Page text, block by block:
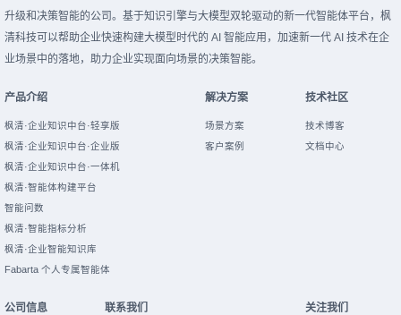
升级和决策智能的公司。基于知识引擎与大模型双轮驱动的新一代智能体平台，枫
清科技可以帮助企业快速构建大模型时代的 AI 智能应用，加速新一代 AI 技术在企
业场景中的落地，助力企业实现面向场景的决策智能。
产品介绍
枫清·企业知识中台·轻享版
枫清·企业知识中台·企业版
枫清·企业知识中台·一体机
枫清·智能体构建平台
智能问数
枫清·智能指标分析
枫清·企业智能知识库
Fabarta 个人专属智能体
解决方案
场景方案
客户案例
技术社区
技术博客
文档中心
公司信息 联系我们 关注我们